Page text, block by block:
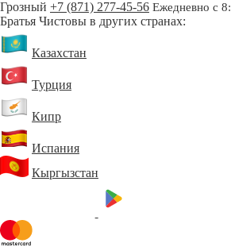
Грозный +7 (871) 277-45-56 Ежедневно с
Братья Чистовы в других странах:
Казахстан
Турция
Кипр
Испания
Кыргызстан